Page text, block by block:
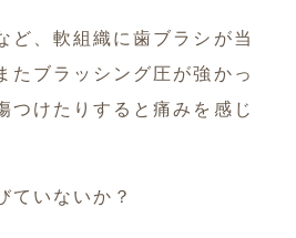
ど、軟組織に歯ブラシが当
たブラッシング圧が強かっ
つけたりすると痛みを感じ
いないか？